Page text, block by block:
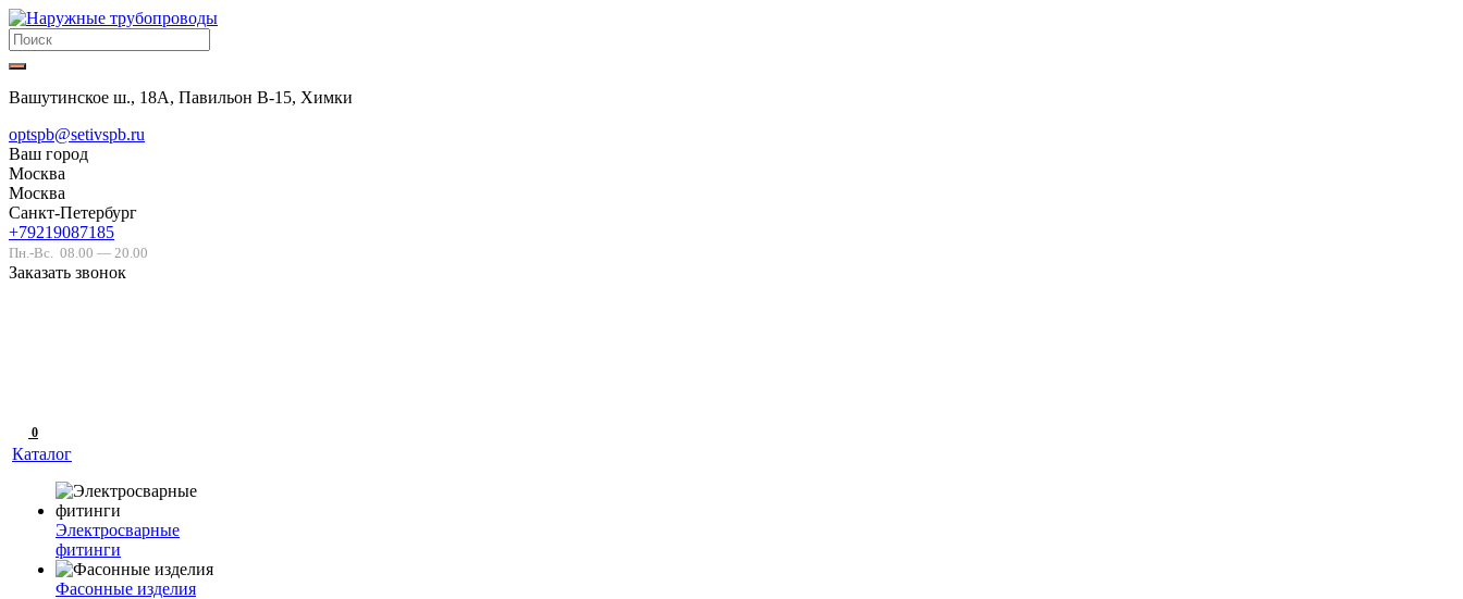
Вашутинское ш., 18А, Павильон В-15, Химки
optspb@setivspb.ru
Ваш город
Москва
Москва
Санкт-Петербург
+79219087185
Пн.-Вс. 08.00 — 20.00
Заказать звонок
0
Каталог
Электросварные
фитинги
Фасонные изделия